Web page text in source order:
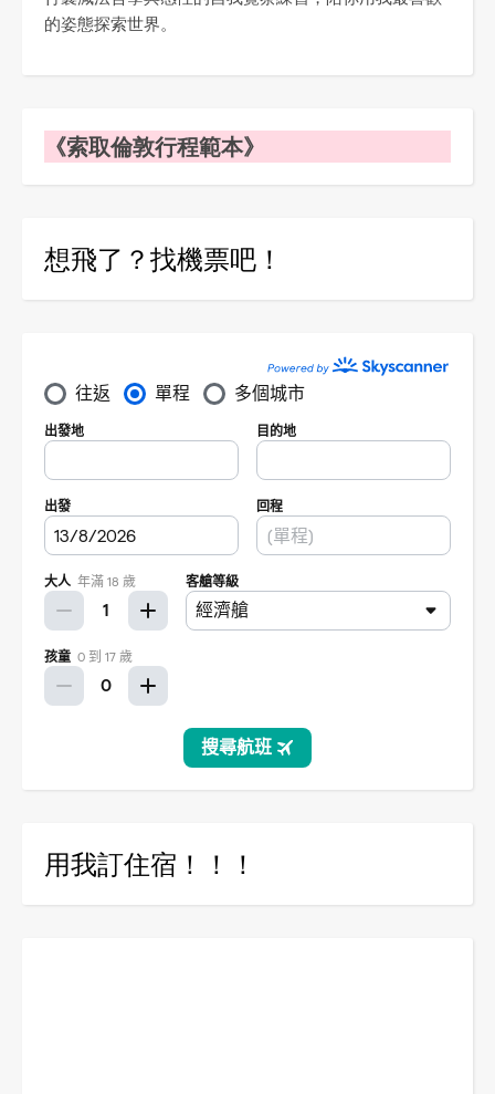
的姿態探索世界。
《索取倫敦行程範本》
想飛了？找機票吧！
用我訂住宿！！！